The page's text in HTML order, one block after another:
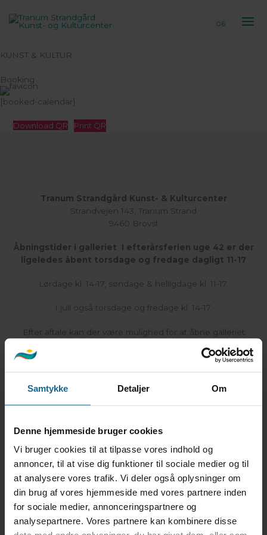
Samtykke Detaljer Om
Denne hjemmeside bruger cookies
Vi bruger cookies til at tilpasse vores indhold og
annoncer, til at vise dig funktioner til sociale medier og til
at analysere vores trafik. Vi deler også oplysninger om
din brug af vores hjemmeside med vores partnere inden
for sociale medier, annonceringspartnere og
analysepartnere. Vores partnere kan kombinere disse
indholdet
06
KUNST & KULTUR
Booking
[booked-calendar]
Download QR Print QR
Tranum Strandgård Kunst- & Kulturcenter
Strandvejen 143, Tranum Strand
9460 Brovst
Åbningstider i galleriet I efterårsferien uge 42 er der
ligeledes åbent torsdage og fredage dagligt 11-17
Lørdage kl. 14-17, søndage & helligdage kl. 11-17.
I juli også torsdage og fredage kl. 14-17.
Efter aftale kan der være mulighed for at åbne galleriet
Kontakt Os
Find Vej